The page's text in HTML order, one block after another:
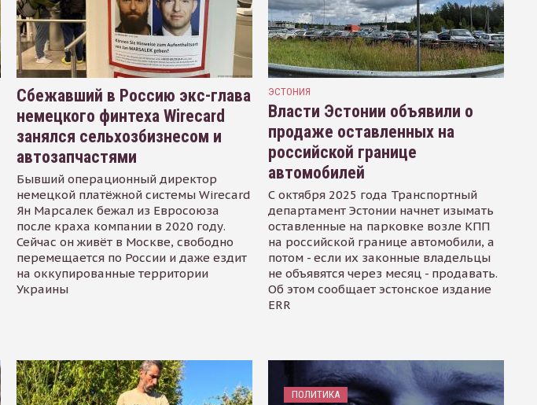
Сбежавший в Россию экс-глава
немецкого финтеха Wirecard
занялся сельхозбизнесом и
автозапчастями
Бывший операционный директор
немецкой платёжной системы Wirecard
Ян Марсалек бежал из Евросоюза
после краха компании в 2020 году.
Сейчас он живёт в Москве, свободно
перемещается по России и даже ездит
на оккупированные территории
Украины
ЭСТОНИЯ
Власти Эстонии объявили о
продаже оставленных на
российской границе
автомобилей
С октября 2025 года Транспортный
департамент Эстонии начнет изымать
оставленные на парковке возле КПП
на российской границе автомобили, а
потом - если их законные владельцы
не объявятся через месяц - продавать.
Об этом сообщает эстонское издание
ERR
ПОЛИТИКА